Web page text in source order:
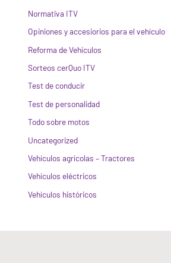
Normativa ITV
Opiniones y accesiorios para el vehículo
Reforma de Vehículos
Sorteos cerQuo ITV
Test de conducir
Test de personalidad
Todo sobre motos
Uncategorized
Vehículos agrícolas – Tractores
Vehículos eléctricos
Vehículos históricos